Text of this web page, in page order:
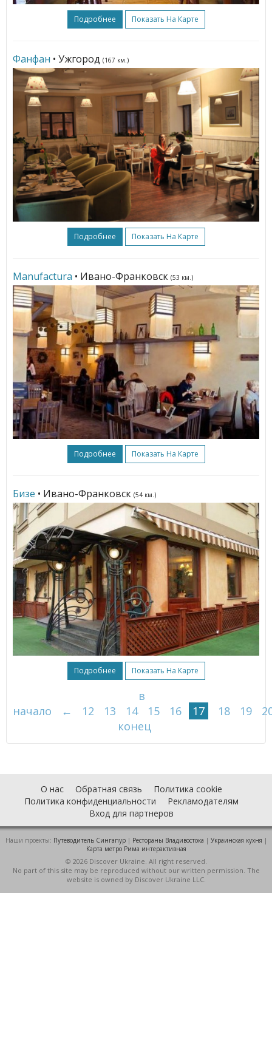
Подробнее Показать На Карте
Фанфан • Ужгород (167 км.)
Подробнее Показать На Карте
Manufactura • Ивано-Франковск (53 км.)
Подробнее Показать На Карте
Бизе • Ивано-Франковск (54 км.)
Подробнее Показать На Карте
в
начало
← 12 13 14 15 16 17 18 19
конец
О нас Обратная связь
Политика cookie
Политика конфиденциальности
Рекламодателям
Вход для партнеров
Наши проекты: Путеводитель Сингапур| Рестораны Владивостока | Украинская кухня |
Карта метро Рима интерактивная
© 2026 Discover Ukraine. All right reserved.
No part of this site may be reproduced without our written permission. The
website is owned by Discover Ukraine LLC.